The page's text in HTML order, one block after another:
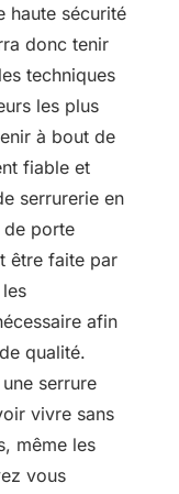
haute sécurité
donc tenir
techniques
les plus
à bout de
fiable et
serrurerie en
de porte
être faite par
afin
qualité.
serrure
vivre sans
même les
vous